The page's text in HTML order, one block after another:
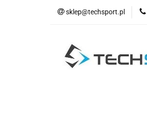
sklep@techsport.pl